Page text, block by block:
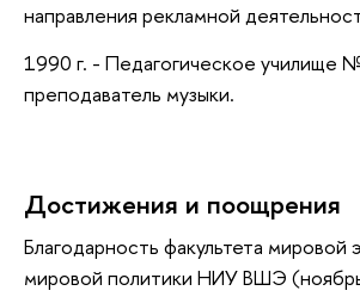
направления рекламной
1990 г. - Педагогическое училище
преподаватель музыки.
Достижения и поощрения
Благодарность факультета мировой
мировой политики НИУ ВШЭ